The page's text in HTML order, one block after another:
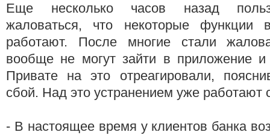
Еще несколько часов назад
жаловаться, что некоторые функции
работают. После многие стали
вообще не могут зайти в приложение
Привате на это отреагировали,
сбой. Над это устранением уже
- В настоящее время у клиентов банка